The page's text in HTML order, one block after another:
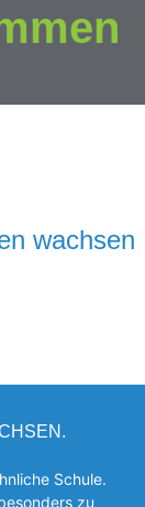
wachsen
Schule.
zu